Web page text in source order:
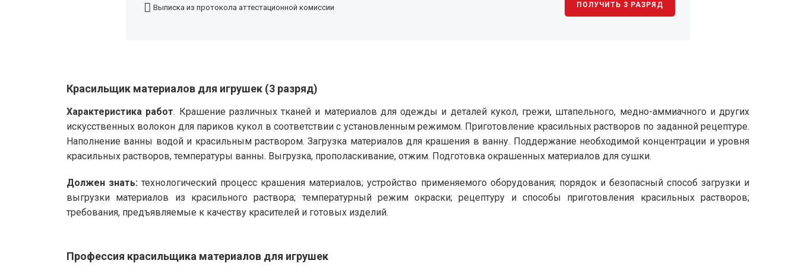
Выписка из протокола аттестационной комиссии ПОЛУЧИТЬ 3 РАЗРЯД
Красильщик материалов для игрушек (3 разряд)
Характеристика работ. Крашение различных тканей и материалов для одежды и деталей кукол, грежи, штапельного, медно-аммиачного и других
искусственных волокон для париков кукол в соответствии с установленным режимом. Приготовление красильных растворов по заданной рецептуре.
Наполнение ванны водой и красильным раствором. Загрузка материалов для крашения в ванну. Поддержание необходимой концентрации и уровня
красильных растворов, температуры ванны. Выгрузка, прополаскивание, отжим. Подготовка окрашенных материалов для сушки.
Должен знать: технологический процесс крашения материалов; устройство применяемого оборудования; порядок и безопасный способ загрузки и
выгрузки материалов из красильного раствора; температурный режим окраски; рецептуру и способы приготовления красильных растворов;
требования, предъявляемые к качеству красителей и готовых изделий.
Профессия красильщика материалов для игрушек